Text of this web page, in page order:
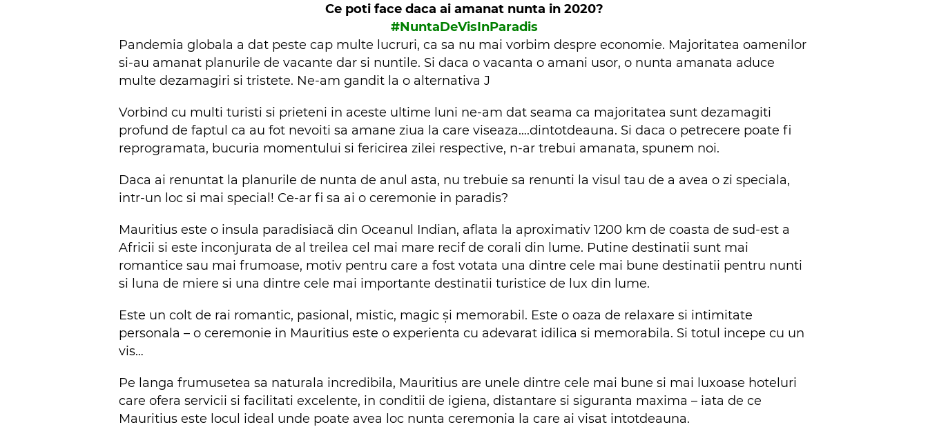
Ce poti face daca ai amanat nunta in 2020?
#NuntaDeVisInParadis
Pandemia globala a dat peste cap multe lucruri, ca sa nu mai vorbim despre economie. Majoritatea oamenilor
si-au amanat planurile de vacante dar si nuntile. Si daca o vacanta o amani usor, o nunta amanata aduce
multe dezamagiri si tristete. Ne-am gandit la o alternativa J
Vorbind cu multi turisti si prieteni in aceste ultime luni ne-am dat seama ca majoritatea sunt dezamagiti
profund de faptul ca au fot nevoiti sa amane ziua la care viseaza….dintotdeauna. Si daca o petrecere poate fi
reprogramata, bucuria momentului si fericirea zilei respective, n-ar trebui amanata, spunem noi.
Daca ai renuntat la planurile de nunta de anul asta, nu trebuie sa renunti la visul tau de a avea o zi speciala,
intr-un loc si mai special! Ce-ar fi sa ai o ceremonie in paradis?
Mauritius este o insula paradisiacă din Oceanul Indian, aflata la aproximativ 1200 km de coasta de sud-est a
Africii si este inconjurata de al treilea cel mai mare recif de corali din lume. Putine destinatii sunt mai
romantice sau mai frumoase, motiv pentru care a fost votata una dintre cele mai bune destinatii pentru nunti
si luna de miere si una dintre cele mai importante destinatii turistice de lux din lume.
Este un colt de rai romantic, pasional, mistic, magic și memorabil. Este o oaza de relaxare si intimitate
personala – o ceremonie in Mauritius este o experienta cu adevarat idilica si memorabila. Si totul incepe cu un
vis…
Pe langa frumusetea sa naturala incredibila, Mauritius are unele dintre cele mai bune si mai luxoase hoteluri
care ofera servicii si facilitati excelente, in conditii de igiena, distantare si siguranta maxima – iata de ce
Mauritius este locul ideal unde poate avea loc nunta ceremonia la care ai visat intotdeauna.